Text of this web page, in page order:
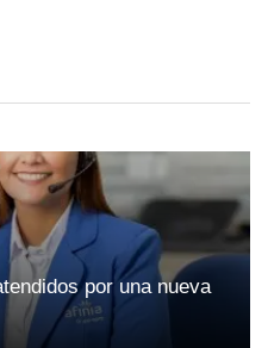
por una nueva